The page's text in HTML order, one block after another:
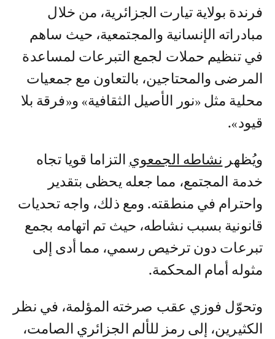
فرندة بولاية تيارت الجزائرية، من خلال
مبادراته الإنسانية والمجتمعية، حيث ساهم
في تنظيم حملات لجمع التبرعات لمساعدة
المرضى والمحتاجين، بالتعاون مع جمعيات
محلية مثل «نور الأصيل الثقافية» و«فرقة بلا
قيود».
ويُظهر نشاطه الجمعوي التزاما قويا تجاه
خدمة المجتمع، مما جعله يحظى بتقدير
واحترام في منطقته. ومع ذلك، واجه تحديات
قانونية بسبب نشاطه، حيث تم اتهامه بجمع
تبرعات دون ترخيص رسمي، مما أدى إلى
مثوله أمام المحكمة.
وتحوّل فوزي عقب صرخته المؤلمة، في نظر
الكثيرين، إلى رمز للألم الجزائري الصامت،